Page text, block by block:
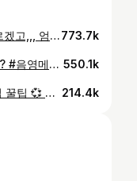
이거 이렇게 하는거 맞나여…?🙄 모르겠고,,, 엄미새 탑승,,, 팔랑귀 팔랑귀 뤧뤧 💫 #컨투어링 #음영메이크업 #코르티스 #라뷰773.7k
🥔💉🎀 몇번이 가장 베스트인가요 🤔? #음영메이크업 #코쉐딩 #메이크업 #꿀팁 @banilaco_official @clio_official @etudeofficial 550.1k
바쁜 워킹맘이 아주 급할때 쓰는 메컵 꿀팁 💞 #메이크업 #꿀팁 #블러셔추천 #쿠션추천 @wakemake_official @etudeofficial 214.4k